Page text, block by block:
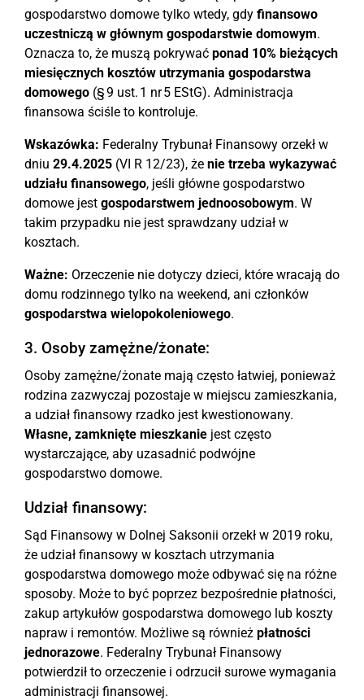
gospodarstwo domowe tylko wtedy, gdy finansowo
uczestniczą w głównym gospodarstwie domowym.
Oznacza to, że muszą pokrywać ponad 10% bieżących
miesięcznych kosztów utrzymania gospodarstwa
domowego (§ 9 ust. 1 nr 5 EStG). Administracja
finansowa ściśle to kontroluje.
Wskazówka: Federalny Trybunał Finansowy orzekł w
dniu 29.4.2025 (VI R 12/23), że nie trzeba wykazywać
udziału finansowego, jeśli główne gospodarstwo
domowe jest gospodarstwem jednoosobowym. W
takim przypadku nie jest sprawdzany udział w
kosztach.
Ważne: Orzeczenie nie dotyczy dzieci, które wracają do
domu rodzinnego tylko na weekend, ani członków
gospodarstwa wielopokoleniowego.
3. Osoby zamężne/żonate:
Osoby zamężne/żonate mają często łatwiej, ponieważ
rodzina zazwyczaj pozostaje w miejscu zamieszkania,
a udział finansowy rzadko jest kwestionowany.
Własne, zamknięte mieszkanie jest często
wystarczające, aby uzasadnić podwójne
gospodarstwo domowe.
Udział finansowy:
Sąd Finansowy w Dolnej Saksonii orzekł w 2019 roku,
że udział finansowy w kosztach utrzymania
gospodarstwa domowego może odbywać się na różne
sposoby. Może to być poprzez bezpośrednie płatności,
zakup artykułów gospodarstwa domowego lub koszty
napraw i remontów. Możliwe są również płatności
jednorazowe. Federalny Trybunał Finansowy
potwierdził to orzeczenie i odrzucił surowe wymagania
administracji finansowej.